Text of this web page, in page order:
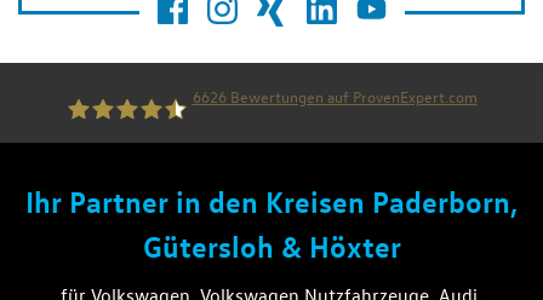
6626 Bewertungen auf ProvenExpert.com
Ihr Partner in den Kreisen Paderborn,
Gütersloh & Höxter